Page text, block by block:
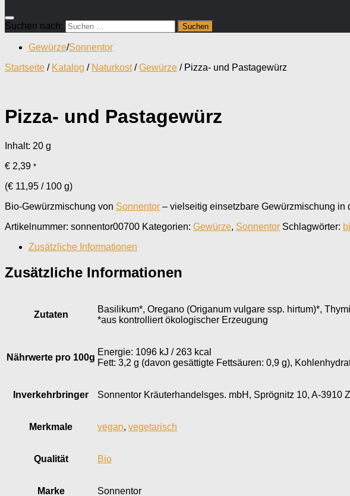
Suchen nach:
Gewürze/Sonnentor
Startseite / Katalog / Naturkost/Gewürze / Pizza- und Pastagewürz
Pizza- und Pastagewürz
Inhalt: 20 g
€ 2,39 *
(€ 11,95 / 100 g)
Bio-Gewürzmischung von Sonnentor – vielseitig einsetzbare Gewürzmischung
Artikelnummer: sonnentor00700 Kategorien: Gewürze, Sonnentor Schlagwörter:
Zusätzliche Informationen
Zusätzliche Informationen
Zutaten
Basilikum*, Oregano (Origanum vulgare ssp. hirtum)*,
*aus kontrolliert ökologischer Erzeugung
Nährwerte pro 100g
Energie: 1096 kJ / 263 kcal
Fett: 3,2 g (davon gesättigte Fettsäuren: 0,9 g),
Inverkehr­bringer Sonnentor Kräuterhandelsges. mbH, Sprögnitz 10, A-3910
Merkmale vegan, vegetarisch
Qualität Bio
Marke Sonnentor